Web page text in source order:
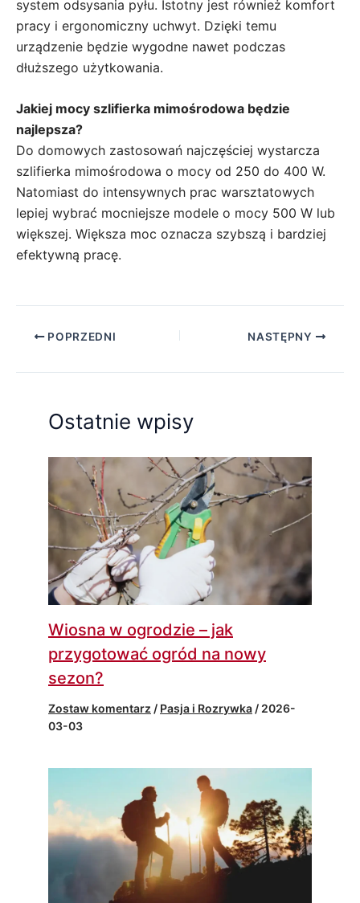
system odsysania pyłu. Istotny jest również komfort
pracy i ergonomiczny uchwyt. Dzięki temu
urządzenie będzie wygodne nawet podczas
dłuższego użytkowania.
Jakiej mocy szlifierka mimośrodowa będzie
najlepsza?
Do domowych zastosowań najczęściej wystarcza
szlifierka mimośrodowa o mocy od 250 do 400 W.
Natomiast do intensywnych prac warsztatowych
lepiej wybrać mocniejsze modele o mocy 500 W lub
większej. Większa moc oznacza szybszą i bardziej
efektywną pracę.
POPRZEDNI NASTĘPNY
Ostatnie wpisy
Wiosna w ogrodzie – jak
przygotować ogród na nowy
sezon?
Zostaw komentarz / Pasja i Rozrywka/ 2026-
03-03